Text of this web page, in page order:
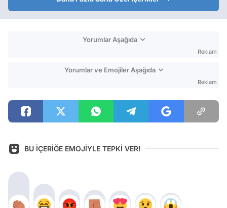
Yorumlar Aşağıda
Reklam
Yorumlar ve Emojiler Aşağıda
Reklam
BU İÇERİĞE EMOJİYLE TEPKİ VER!